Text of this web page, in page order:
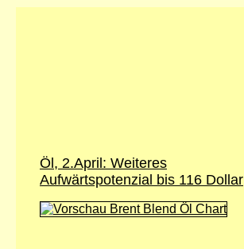
Öl, 2.April: Weiteres
Aufwärtspotenzial bis 116 Dollar